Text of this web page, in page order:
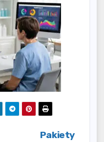
Pakiety